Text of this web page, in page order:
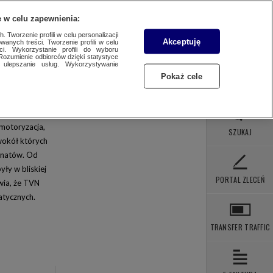
SZUKAJ
PORTAL ZLECEŃ
TRANSFER TRAFFIC
WYBIERZ STACJĘ
Central
XD
których
Od
w bliskiej
że TVN
w celu zapewnienia:
Tworzenie profili w celu personalizacji
treści. Tworzenie profili w celu
Wykorzystanie profili do wyboru
odbiorców dzięki statystyce
usług. Wykorzystywanie
Akceptuję
Pokaż cele